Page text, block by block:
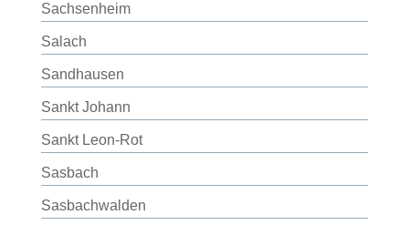
Sachsenheim
Salach
Sandhausen
Sankt Johann
Sankt Leon-Rot
Sasbach
Sasbachwalden